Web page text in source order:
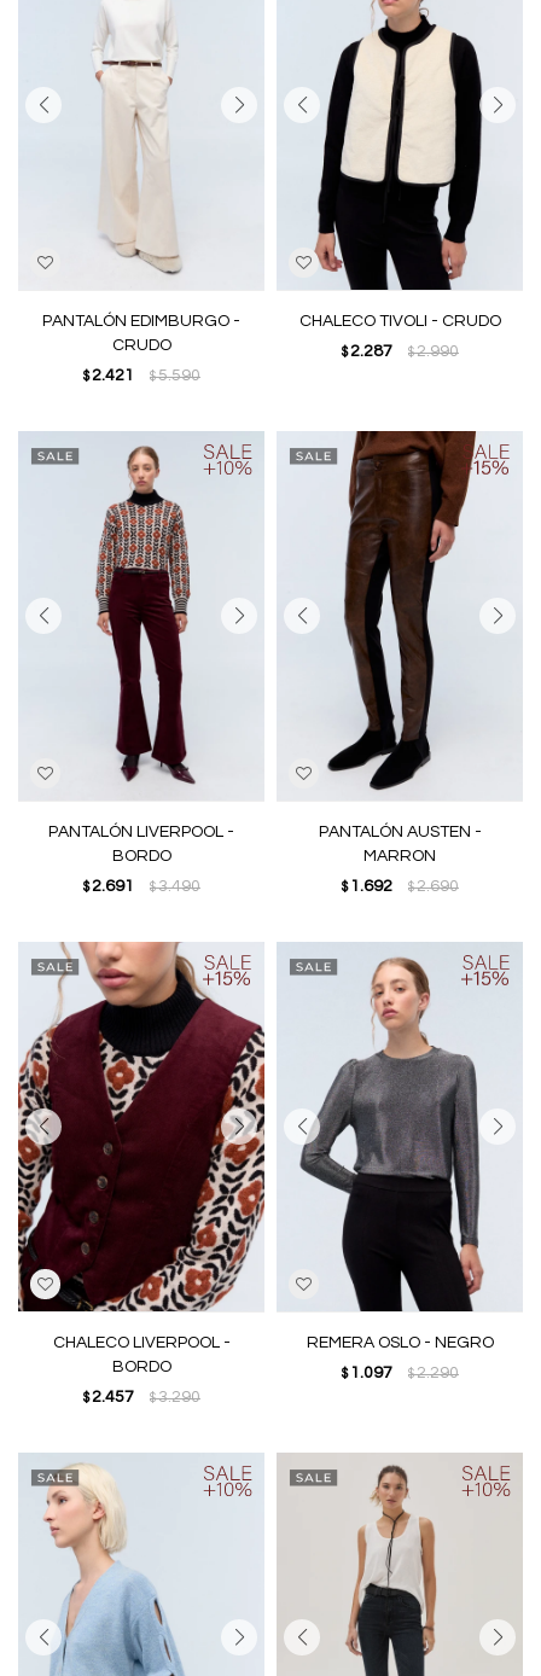
PANTALÓN EDIMBURGO -
CRUDO
$ 2.421 $5.590
CHALECO TIVOLI - CRUDO
$ 2.287 $2.990
PANTALÓN LIVERPOOL -
BORDO
$ 2.691 $3.490
PANTALÓN AUSTEN -
MARRON
$ 1.692 $2.690
CHALECO LIVERPOOL -
BORDO
$ 2.457 $3.290
REMERA OSLO - NEGRO
$ 1.097 $2.290